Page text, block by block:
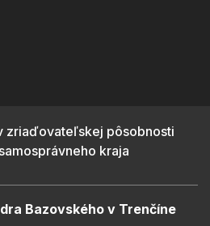
zriaďovateľskej pôsobnosti
kraja
Bazovského v Trenčíne